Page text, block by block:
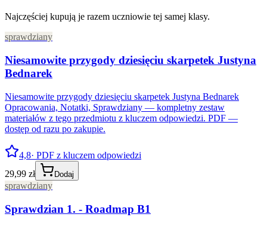
Najczęściej kupują je razem uczniowie tej samej klasy.
sprawdziany
Niesamowite przygody dziesięciu skarpetek Justyna
Bednarek
Niesamowite przygody dziesięciu skarpetek Justyna Bednarek
Opracowania, Notatki, Sprawdziany — kompletny zestaw
materiałów z tego przedmiotu z kluczem odpowiedzi. PDF —
dostęp od razu po zakupie.
4,8· PDF z kluczem odpowiedzi
29,99 zł
Dodaj
sprawdziany
Sprawdzian 1. - Roadmap B1